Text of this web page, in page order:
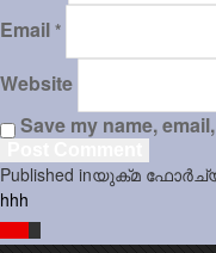
Email *
Website
Save my name,
Post
navigation
Published inയുക്‌മ ഫോർച്യൂൺ
hhh